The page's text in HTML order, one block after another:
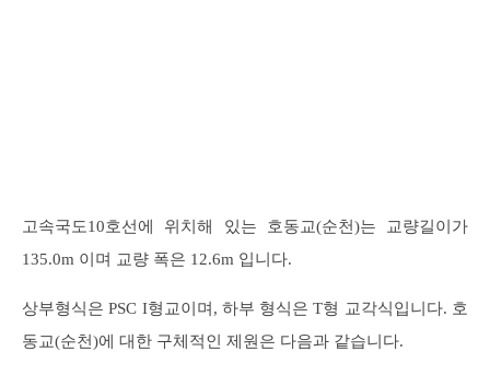
고속국도10호선에 위치해 있는 호동교(순천)는 교량길이가
135.0m 이며 교량 폭은 12.6m 입니다.
상부형식은 PSC I형교이며, 하부 형식은 T형 교각식입니다. 호
동교(순천)에 대한 구체적인 제원은 다음과 같습니다.